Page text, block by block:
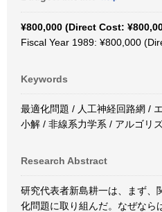
¥800,000 (Direct Cost:
Fiscal Year 1989: ¥800,000
Keywords
最適化問題 / 人工神経回路網 /
小解 / 非線系力学系 / アルゴリ
Research Abstract
研究代表者新島耕一は、まず、
化問題に取り組んだ。なぜなら